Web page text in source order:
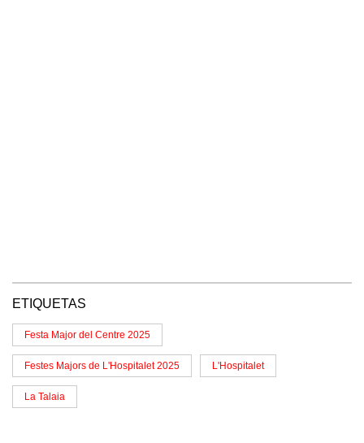
ETIQUETAS
Festa Major del Centre 2025
Festes Majors de L'Hospitalet 2025 L'Hospitalet
La Talaia